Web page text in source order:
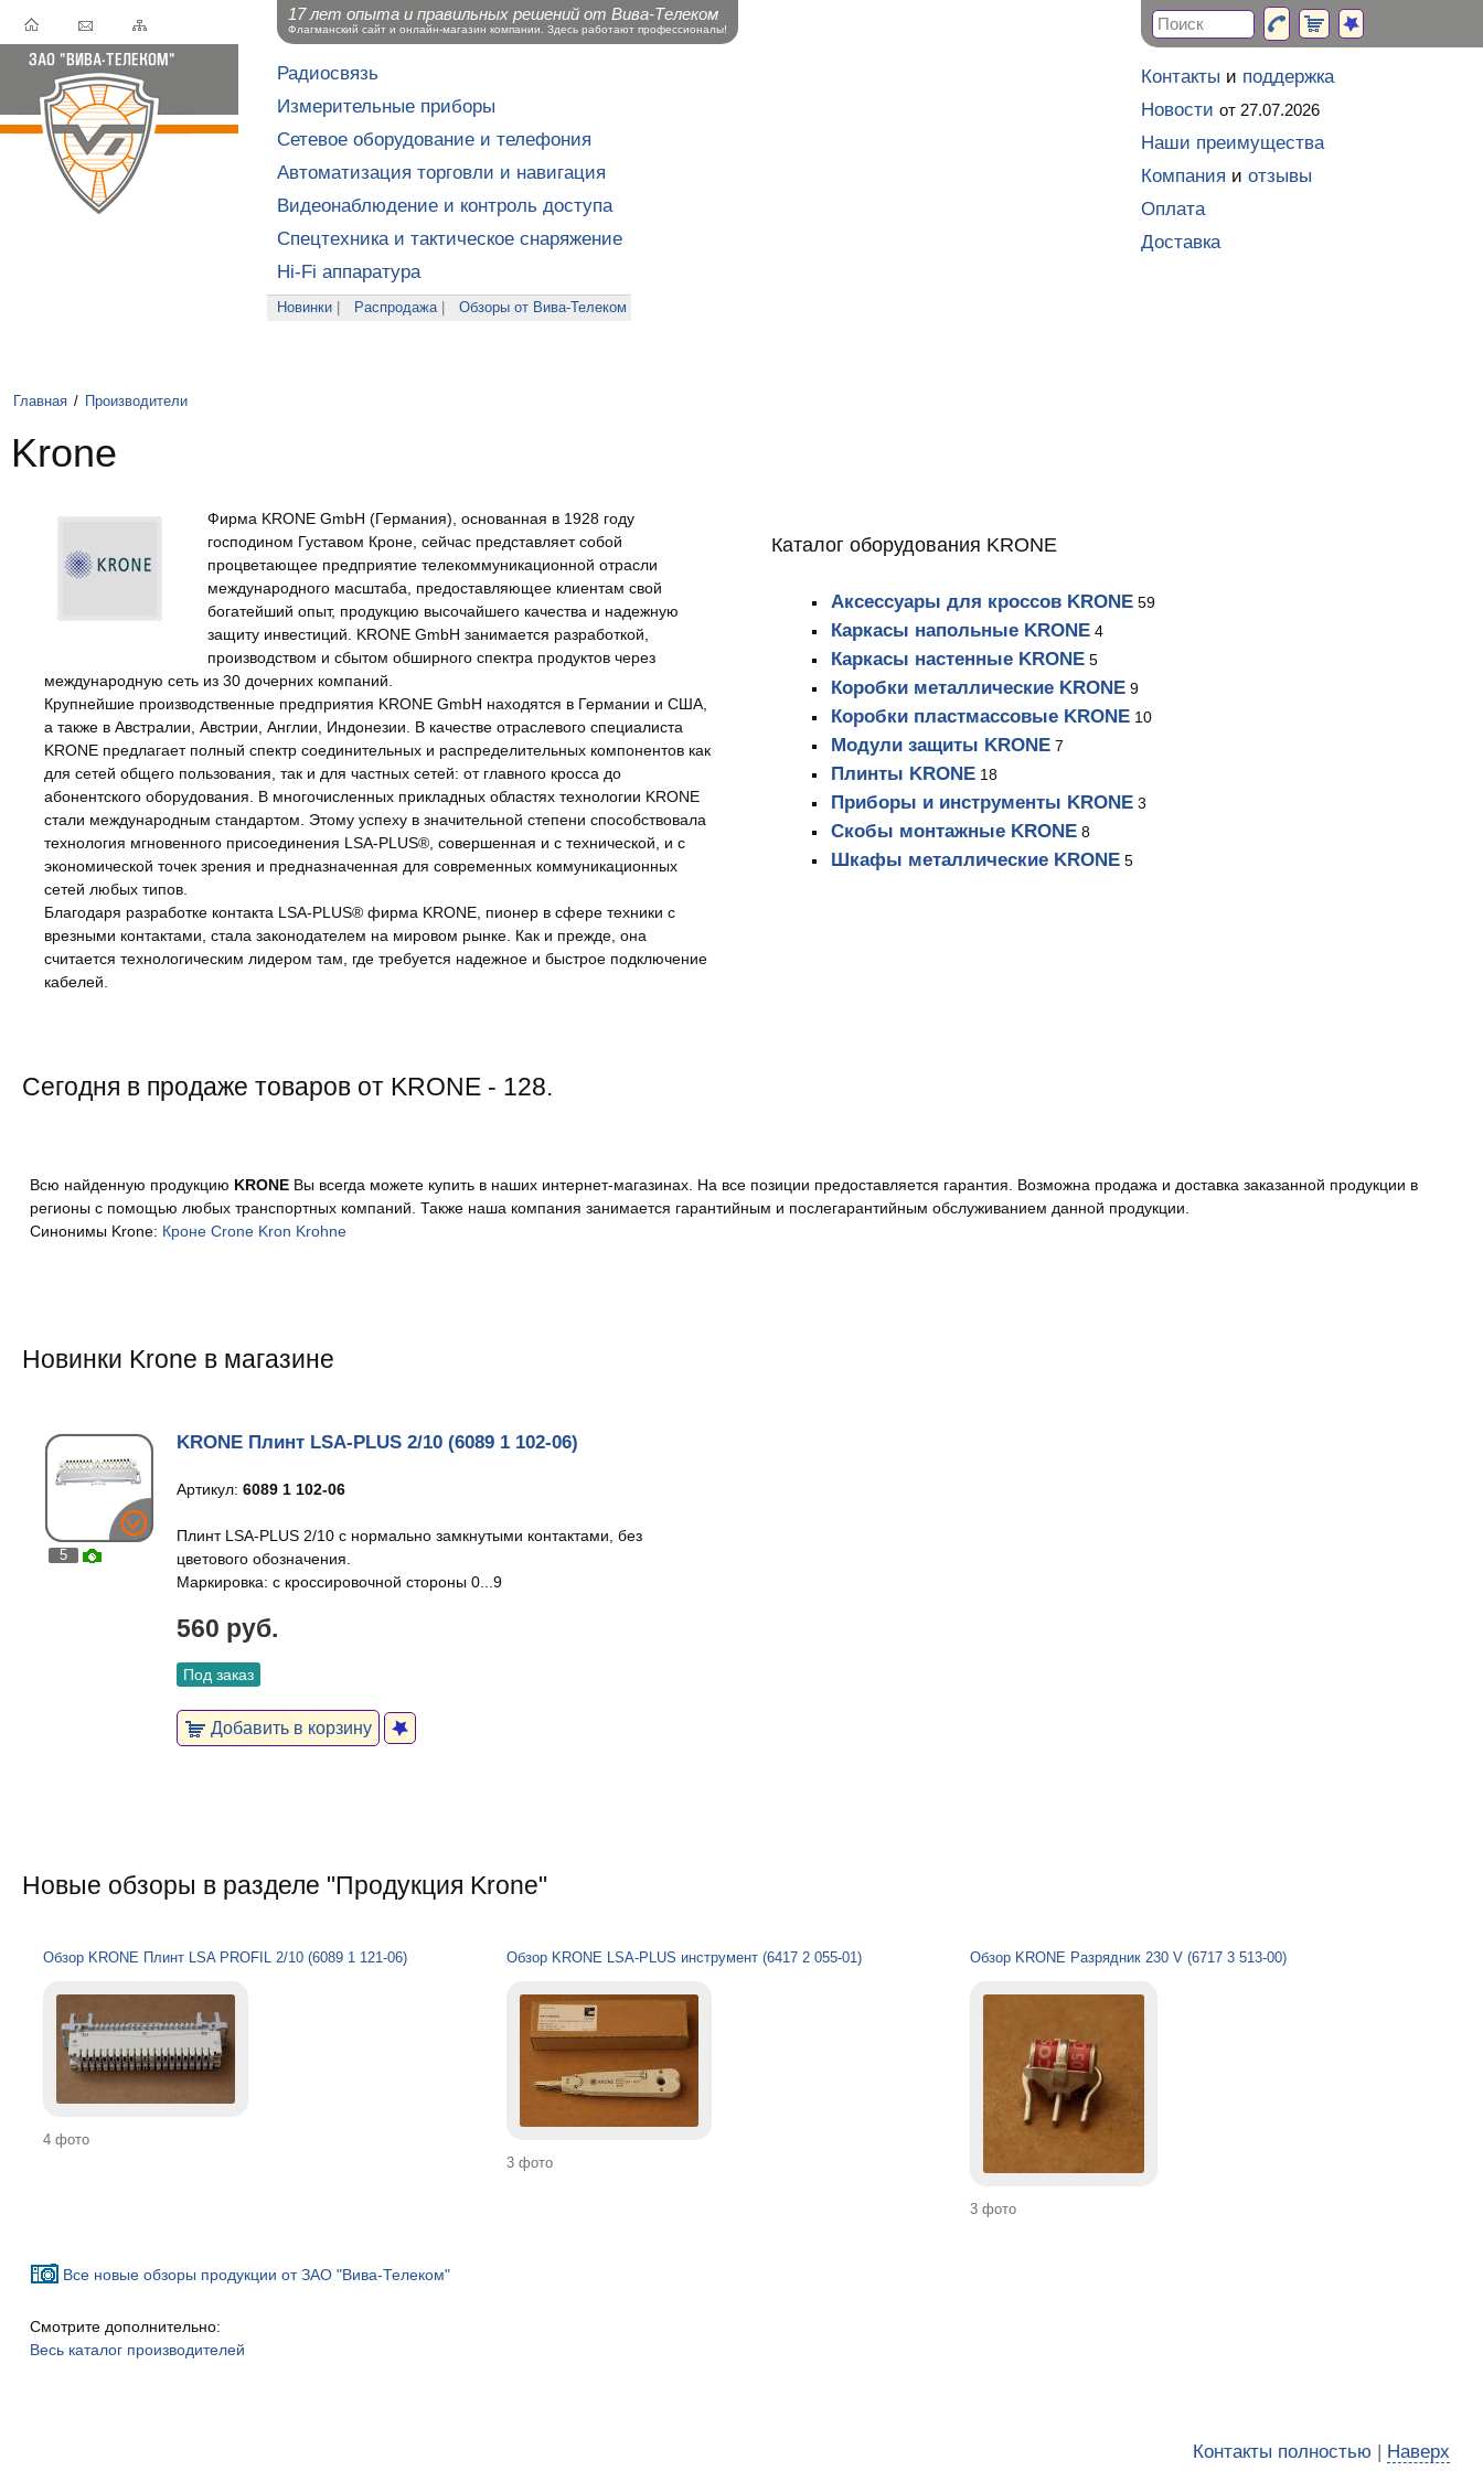
Радиосвязь
Измерительные приборы
Сетевое оборудование и телефония
Автоматизация торговли и навигация
Видеонаблюдение и контроль доступа
Спецтехника и тактическое снаряжение
Hi-Fi аппаратура
Новинки Распродажа| Обзоры от Вива-Телеком
Главная / Производители
Krone
Фирма KRONE GmbH (Германия), основанная в 1928 году
господином Густавом Кроне, сейчас представляет собой
процветающее предприятие телекоммуникационной отрасли
международного масштаба, предоставляющее клиентам свой
богатейший опыт, продукцию высочайшего качества и надежную
защиту инвестиций. KRONE GmbH занимается разработкой,
производством и сбытом обширного спектра продуктов через
международную сеть из 30 дочерних компаний.
Крупнейшие производственные предприятия KRONE GmbH находятся в Германии и США,
а также в Австралии, Австрии, Англии, Индонезии. В качестве отраслевого специалиста
KRONE предлагает полный спектр соединительных и распределительных компонентов как
для сетей общего пользования, так и для частных сетей: от главного кросса до
абонентского оборудования. В многочисленных прикладных областях технологии KRONE
стали международным стандартом. Этому успеху в значительной степени способствовала
технология мгновенного присоединения LSA-PLUS®, совершенная и с технической, и с
экономической точек зрения и предназначенная для современных коммуникационных
сетей любых типов.
Благодаря разработке контакта LSA-PLUS® фирма KRONE, пионер в сфере техники с
врезными контактами, стала законодателем на мировом рынке. Как и прежде, она
считается технологическим лидером там, где требуется надежное и быстрое подключение
кабелей.
Каталог оборудования KRONE
Аксессуары для кроссов KRONE59
Каркасы напольные KRONE4
Каркасы настенные KRONE5
Коробки металлические KRONE9
Коробки пластмассовые KRONE10
Модули защиты KRONE7
Плинты KRONE18
Приборы и инструменты KRONE3
Скобы монтажные KRONE8
Шкафы металлические KRONE5
Сегодня в продаже товаров от KRONE - 128.
Всю найденную продукцию KRONEВы всегда можете купить в наших интернет-магазинах. На все позиции предоставляется гарантия. Возможна продажа и доставка заказанной продукции в
регионы с помощью любых транспортных компаний. Также наша компания занимается гарантийным и послегарантийным обслуживанием данной продукции.
Синонимы Krone: Кроне Crone Kron Krohne
Новинки Krone в магазине
5
KRONE Плинт LSA-PLUS 2/10 (6089 1 102-06)
Артикул:6089 1 102-06
Плинт LSA-PLUS 2/10 с нормально замкнутыми контактами, без
цветового обозначения.
Маркировка: с кроссировочной стороны 0...9
560 руб.
Под заказ
Добавить в корзину
Новые обзоры в разделе "Продукция Krone"
Обзор KRONE Плинт LSA PROFIL 2/10 (6089 1 121-06)
4 фото
Обзор KRONE LSA-PLUS инструмент (6417 2 055-01)
3 фото
Обзор KRONE Разрядник 230 V (6717 3 513-00)
3 фото
Все новые обзоры продукции от ЗАО "Вива-Телеком"
Смотрите дополнительно:
Весь каталог производителей
Контакты полностью | Наверх
Контакты и поддержка
Новости от 27.07.2026
Наши преимущества
Компания и отзывы
Оплата
Доставка
17 лет опыта и правильных решений от Вива-Телеком
Флагманский сайт и онлайн-магазин компании. Здесь работают профессионалы!